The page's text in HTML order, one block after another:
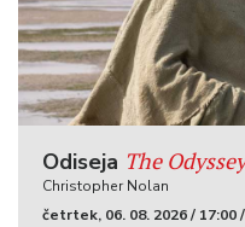
Odiseja The Odyssey
Christopher Nolan
četrtek, 06. 08. 2026 / 17:00